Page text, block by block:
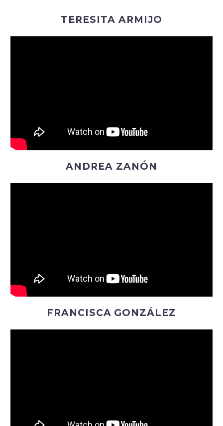
TERESITA ARMIJO
ANDREA ZANÓN
FRANCISCA GONZÁLEZ